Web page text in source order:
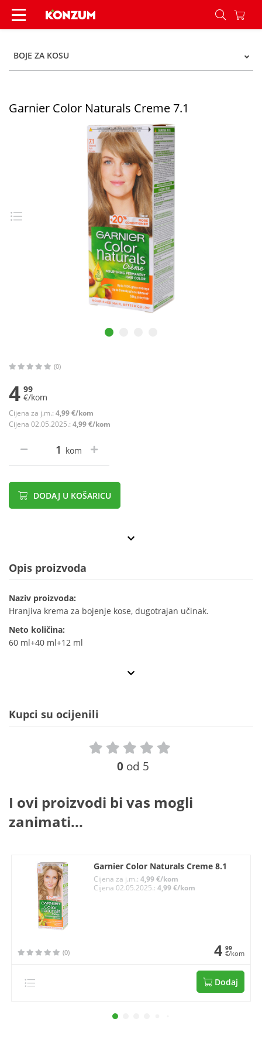
Garnier Color Naturals Creme 7.1 - Konzum
BOJE ZA KOSU
Garnier Color Naturals Creme 7.1
(0)
4 99
€/kom
Cijena za j.m.: 4,99 €/kom
Cijena 02.05.2025.: 4,99 €/kom
kom
DODAJ U KOŠARICU
Opis proizvoda
Naziv proizvoda:
Hranjiva krema za bojenje kose, dugotrajan učinak.
Neto količina:
60 ml+40 ml+12 ml
Kupci su ocijenili
0 od 5
I ovi proizvodi bi vas mogli
zanimati...
Garnier Color Naturals Creme 8.1
Cijena za j.m.:4,99 €/kom
Cijena 02.05.2025.:4,99 €/kom
(0) 4 99
€/kom
Dodaj